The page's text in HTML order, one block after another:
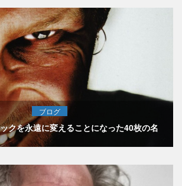
ブログ
クを永遠に変えることになった40枚の名